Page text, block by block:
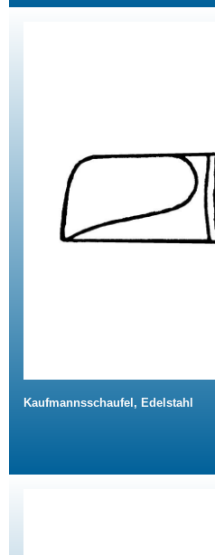
Kaufmannsschaufel, Edelstahl